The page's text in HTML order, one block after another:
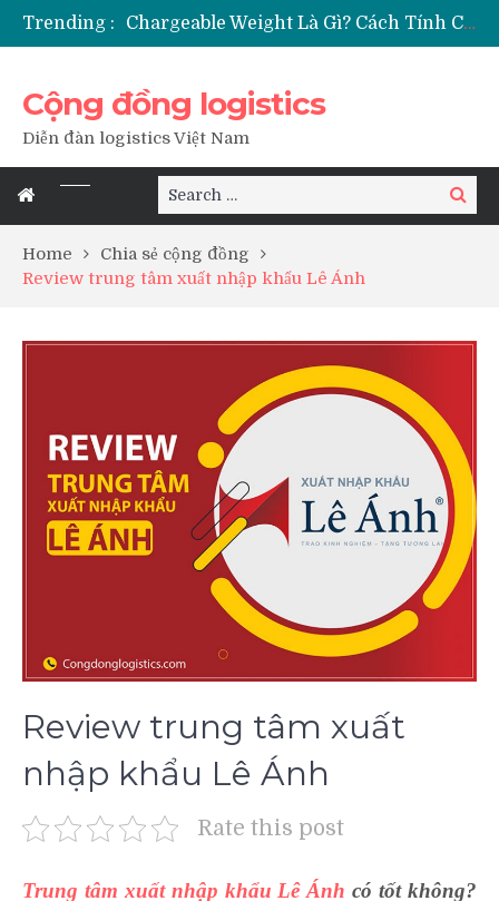
Trending :
Thủ Tục Nhập Khẩu Trái Cây Tươi – Cần Những Chứng Từ Gì?
Certificate Of Conformity – Giấy Chứng Nhận Hợp Quy Là Gì?
Cộng đồng logistics
Diễn đàn logistics Việt Nam
Search
for:
Search
Home
Chia sẻ cộng đồng
Review trung tâm xuất nhập khẩu Lê Ánh
Review trung tâm xuất
nhập khẩu Lê Ánh
Rate this post
Trung tâm xuất nhập khẩu Lê Ánh có tốt không?